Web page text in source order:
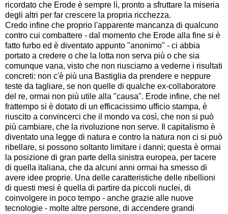
ricordato che Erode è sempre lì, pronto a sfruttare la miseria
degli altri per far crescere la propria ricchezza.
Credo infine che proprio l'apparente mancanza di qualcuno
contro cui combattere - dal momento che Erode alla fine si è
fatto furbo ed è diventato appunto "anonimo" - ci abbia
portato a credere o che la lotta non serva più o che sia
comunque vana, visto che non riusciamo a vederne i risultati
concreti: non c'è più una Bastiglia da prendere e neppure
teste da tagliare, se non quelle di qualche ex-collaboratore
del re, ormai non più utile alla "causa". Erode infine, che nel
frattempo si è dotato di un efficacissimo ufficio stampa, è
riuscito a convincerci che il mondo va così, che non si può
più cambiare, che la rivoluzione non serve. Il capitalismo è
diventato una legge di natura e contro la natura non ci si può
ribellare, si possono soltanto limitare i danni; questa è ormai
la posizione di gran parte della sinistra europea, per tacere
di quella italiana, che da alcuni anni ormai ha smesso di
avere idee proprie. Una delle caratteristiche delle ribellioni
di questi mesi è quella di partire da piccoli nuclei, di
coinvolgere in poco tempo - anche grazie alle nuove
tecnologie - molte altre persone, di accendere grandi